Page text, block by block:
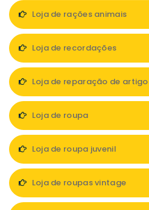
Loja de rações animais
Loja de recordações
Loja de reparação de
Loja de roupa
Loja de roupa juvenil
Loja de roupas vintage